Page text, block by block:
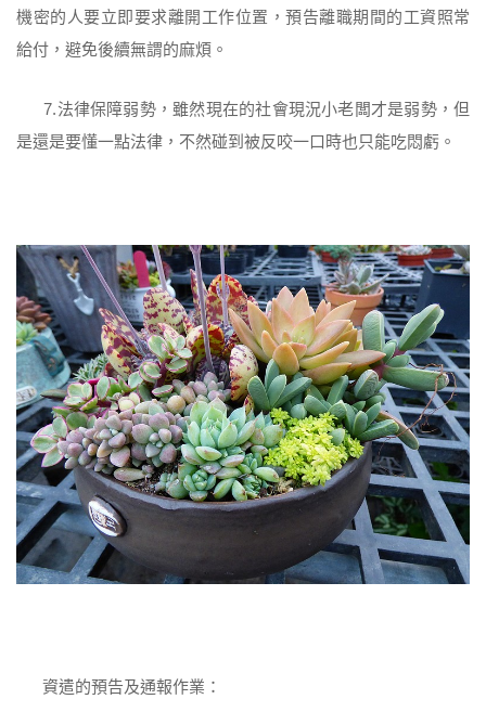
機密的人要立即要求離開工作位置，預告離職期間的工資照常
給付，避免後續無謂的麻煩。
7.法律保障弱勢，雖然現在的社會現況小老闆才是弱勢，但
是還是要懂一點法律，不然碰到被反咬一口時也只能吃悶虧。
資遣的預告及通報作業：